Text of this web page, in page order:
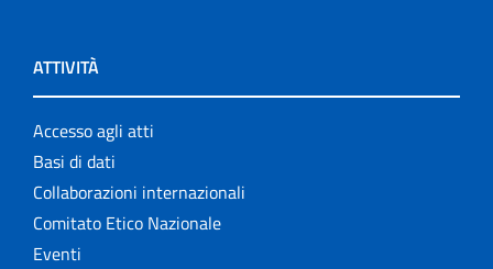
ATTIVITÀ
Accesso agli atti
Basi di dati
Collaborazioni internazionali
Comitato Etico Nazionale
Eventi